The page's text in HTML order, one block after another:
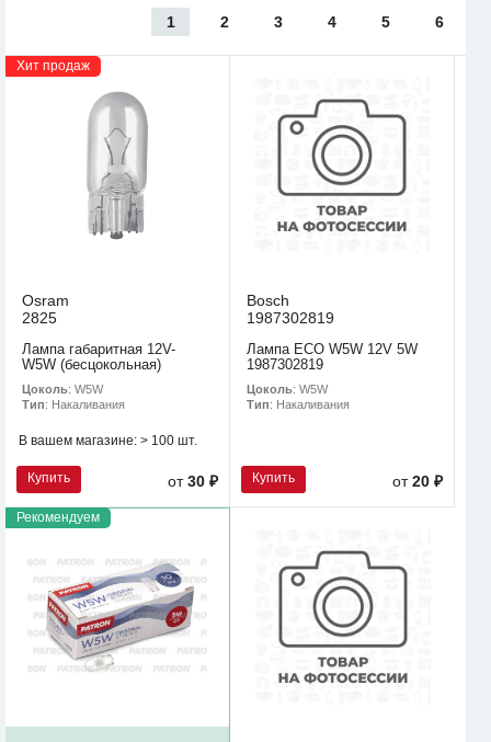
1 2 3 4 5 6
Хит продаж
Osram
2825
Лампа габаритная 12V-
W5W (бесцокольная)
Цоколь: W5W
Тип: Накаливания
В вашем магазине: > 100 шт.
Купить от30 ₽
Bosch
1987302819
Лампа ECO W5W 12V 5W
1987302819
Цоколь: W5W
Тип: Накаливания
Купить от20 ₽
Рекомендуем